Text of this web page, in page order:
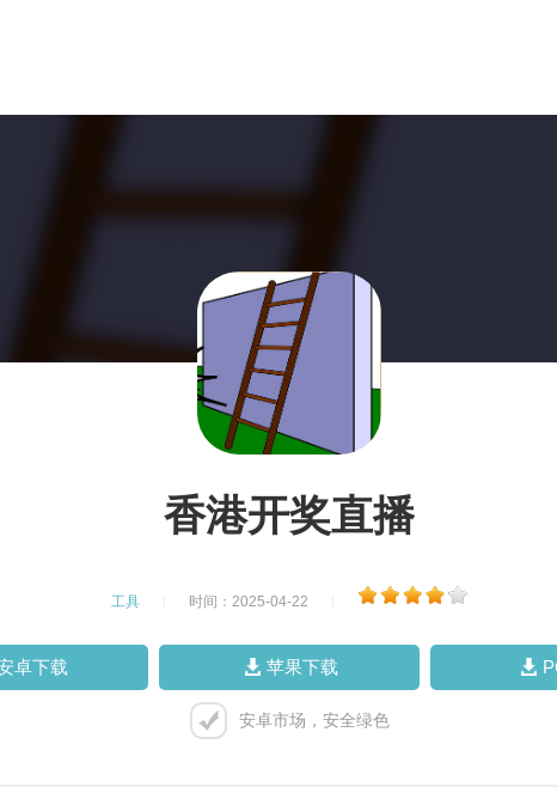
香港开奖直播
工具 时间：2025-04-22
卓下载 苹果下载
安卓市场，安全绿色